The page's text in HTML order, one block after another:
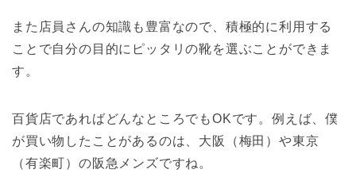
また店員さんの知識も豊富なので、積極的に利用する
ことで自分の目的にピッタリの靴を選ぶことができま
す。
百貨店であればどんなところでもOKです。例えば、僕
が買い物したことがあるのは、大阪（梅田）や東京
（有楽町）の阪急メンズですね。